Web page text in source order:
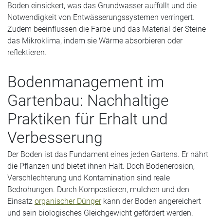
Boden einsickert, was das Grundwasser auffüllt und die
Notwendigkeit von Entwässerungssystemen verringert.
Zudem beeinflussen die Farbe und das Material der Steine
das Mikroklima, indem sie Wärme absorbieren oder
reflektieren.
Bodenmanagement im
Gartenbau: Nachhaltige
Praktiken für Erhalt und
Verbesserung
Der Boden ist das Fundament eines jeden Gartens. Er nährt
die Pflanzen und bietet ihnen Halt. Doch Bodenerosion,
Verschlechterung und Kontamination sind reale
Bedrohungen. Durch Kompostieren, mulchen und den
Einsatz organischer Düngerkann der Boden angereichert
und sein biologisches Gleichgewicht gefördert werden.